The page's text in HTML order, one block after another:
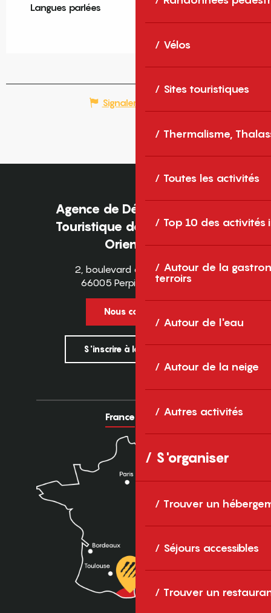
Vélos
Sites touristiques
Thermalisme,
Toutes les activités
Top 10 des activités
Autour de la
terroirs
Autour de l'eau
Autour de la neige
Autres activités
S'organiser
Trouver un
Séjours accessibles
Trouver un
Langues parlées
Langues parlées
Signaler une erreur
Agence de Développement
Touristique des Pyrénées-
Orientales
2, boulevard des Pyrénées
66005 Perpignan Cedex
Nous contacter
S'inscrire à la newsletter
France Europe